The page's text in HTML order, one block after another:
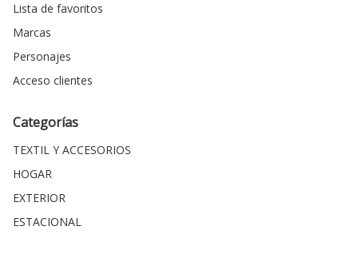
Lista de favoritos
Marcas
Personajes
Acceso clientes
Categorías
TEXTIL Y ACCESORIOS
HOGAR
EXTERIOR
ESTACIONAL